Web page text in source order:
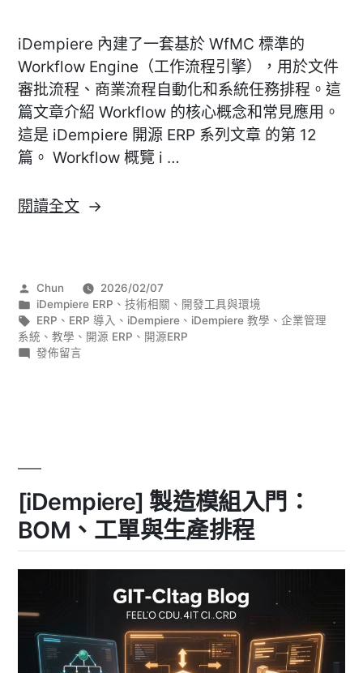
iDempiere 內建了一套基於 WfMC 標準的
Workflow Engine（工作流程引擎），用於文件
審批流程、商業流程自動化和系統任務排程。這
篇文章介紹 Workflow 的核心概念和常見應用。
這是 iDempiere 開源 ERP 系列文章 的第 12
篇。 Workflow 概覽 i …
閱讀全文〈[iDempiere]
與
商
業
流
作
者:
Chun
2026/02/07
分
類:
iDempiere ERP 、 技術相關 、 開發工具與環境
標
籤:
ERP 、 ERP 導入 、 iDempiere、 iDempiere 教學 、 企業管理
系統 、 教學 、 開源 ERP 、 開源ERP
在
業
程
自
動
發佈留言
[iDempiere] 製造模組入門：
BOM、工單與生產排程